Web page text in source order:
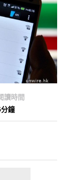
讀時間
鐘